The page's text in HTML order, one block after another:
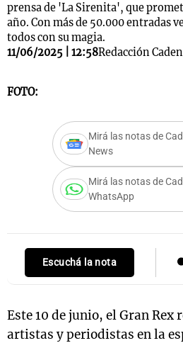
prensa de 'La Sirenita', que
año. Con más de 50.000 entradas
todos con su magia.
11/06/2025 | 12:58Redacción
FOTO:
Mirá las notas de
News
Mirá las notas de
WhatsApp
Escuchá la nota
Este 10 de junio, el Gran Rex
artistas y periodistas en la
Mundial 2026